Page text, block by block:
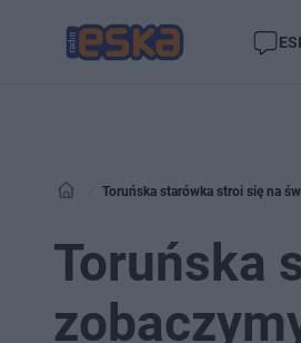
Toruńska starówka stroi się na
Toruńska